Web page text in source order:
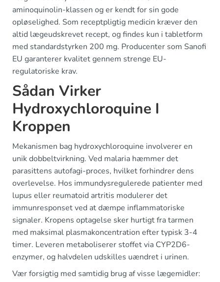
aminoquinolin-klassen og er kendt for sin gode
opløselighed. Som receptpligtig medicin kræver den
altid lægeudskrevet recept, og findes kun i tabletform
med standardstyrken 200 mg. Producenter som Sanofi
EU garanterer kvalitet gennem strenge EU-
regulatoriske krav.
Sådan Virker
Hydroxychloroquine I
Kroppen
Mekanismen bag hydroxychloroquine involverer en
unik dobbeltvirkning. Ved malaria hæmmer det
parasittens autofagi-proces, hvilket forhindrer dens
overlevelse. Hos immundysregulerede patienter med
lupus eller reumatoid artritis modulerer det
immunresponset ved at dæmpe inflammatoriske
signaler. Kropens optagelse sker hurtigt fra tarmen
med maksimal plasmakoncentration efter typisk 3-4
timer. Leveren metaboliserer stoffet via CYP2D6-
enzymer, og halvdelen udskilles uændret i urinen.
Vær forsigtig med samtidig brug af visse lægemidler: